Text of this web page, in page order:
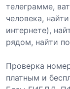
телеграмме,
человека,
интернете),
рядом, найти
Проверка
платным и